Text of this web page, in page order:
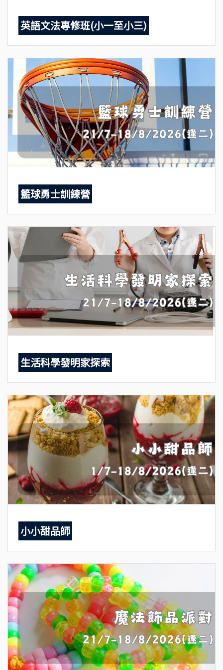
英語文法專修班(小一至小三)
籃球勇士訓練營
生活科學發明家探索
小小甜品師